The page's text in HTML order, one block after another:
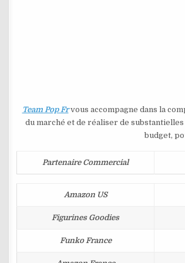
Team Pop Frvous accompagne dans la
du marché et de réaliser de
budget,
Partenaire Commercial
Amazon US
Figurines Goodies
Funko France